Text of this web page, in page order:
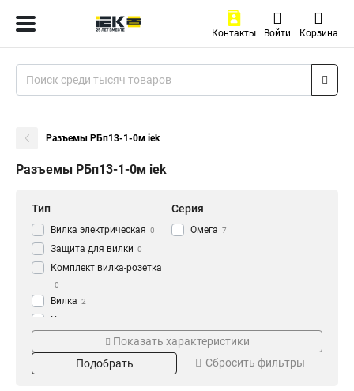
Контакты Войти Корзина
Разъемы РБп13-1-0м iek
Разъемы РБп13-1-0м iek
Тип
Вилка электрическая 0
Защита для вилки 0
Комплект вилка-розетка
0
Вилка 2
Колодка
Серия
Омега 7
Да 5
Кол-во мест Размещение
Показать характеристики
Подобрать
Сбросить фильтры